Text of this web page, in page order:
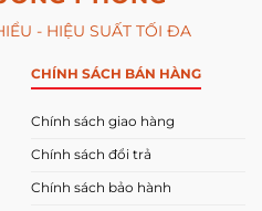
- HIỆU SUẤT TỐI ĐA
CHÍNH SÁCH BÁN HÀNG
Chính sách giao hàng
Chính sách đổi trả
Chính sách bảo hành